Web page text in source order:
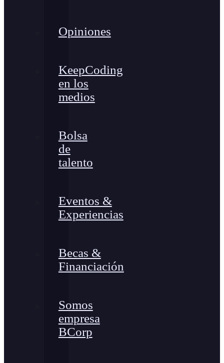
Opiniones
KeepCoding
en los
medios
Bolsa
de
talento
Eventos &
Experiencias
Becas &
Financiación
Somos
empresa
BCorp